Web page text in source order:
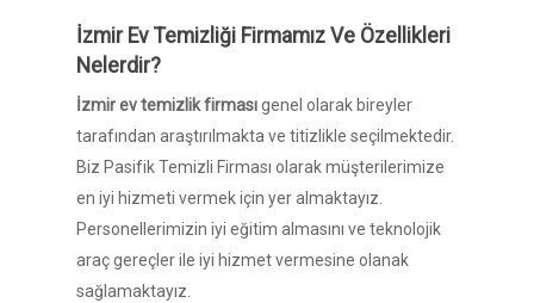
İzmir Ev Temizliği Firmamız Ve Özellikleri
Nelerdir?
İzmir ev temizlik firmasıgenel olarak bireyler
tarafından araştırılmakta ve titizlikle seçilmektedir.
Biz Pasifik Temizli Firması olarak müşterilerimize
en iyi hizmeti vermek için yer almaktayız.
Personellerimizin iyi eğitim almasını ve teknolojik
araç gereçler ile iyi hizmet vermesine olanak
sağlamaktayız.